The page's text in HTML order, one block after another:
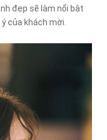
đẹp sẽ làm nổi bật
của khách mời.